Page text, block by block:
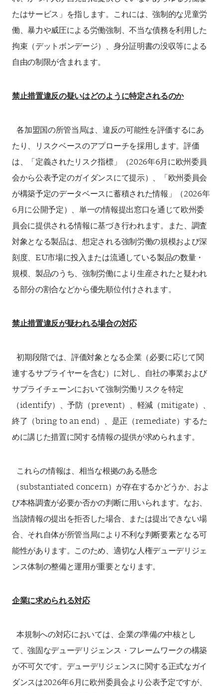
たはサービス」を指します。これには、強制的な児童労
働、暴力や威圧による労働強制、不当な債務を利用した
拘束（デットボンデージ）、身分証明書の没収等による
自由の制限が含まれます。
禁止措置違反の疑いはどのように特定されるのか
各加盟国の所管当局は、違反の可能性を評価するにあ
たり、リスクベースのアプローチを採用します。評価
は、「定義されたリスク指標」（2026年6月に欧州委員
会から公表予定のガイダンスにて提示）、「欧州委員会
が構築予定のデータベースに蓄積された情報」（2026年
6月に公開予定）、単一の情報提出窓口を通じて欧州委
員会に提供される情報に基づき行われます。また、調査
対象となる製品は、想定される強制労働の規模および深
刻度、EU市場に投入または流通している製品の数量・
規模、製品のうち、強制労働により生産されたと疑われ
る部分の割合などから優先順位付けされます。
禁止措置違反が疑われる場合の対応
初期段階では、評価対象となる企業（必要に応じて関
連するサプライヤーを含む）に対し、自社の事業および
サプライチェーンにおいて強制労働リスクを特定
（identify）、予防（prevent）、軽減（mitigate）、
終了（bring to an end）、是正（remediate）するた
めに講じた措置に関する情報の提供が求められます。
これらの情報は、相当な根拠のある懸念
（substantiated concern）が存在するかどうか、およ
び本格調査が必要か否かの判断に用いられます。なお、
当該情報の提出を拒否した場合、または提出できない場
合、それ自体が所管当局により不利な判断要素となる可
能性があります。このため、適切な人権デューデリジェ
ンス体制の整備と運用が重要となります。
企業に求められる対応
本規制への対応においては、企業の準備の中核とし
て、強固なデューデリジェンス・フレームワークの構築
が不可欠です。デューデリジェンスに関する正式なガイ
ダンスは2026年6月に欧州委員会より公表予定ですが、